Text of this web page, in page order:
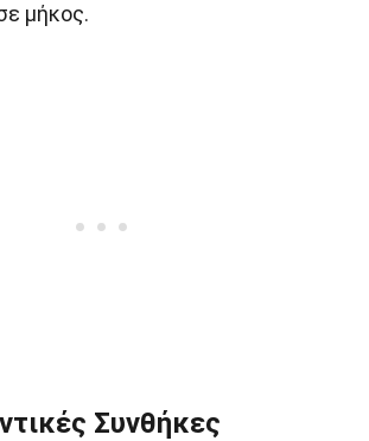
μήκος.
Συνθήκες